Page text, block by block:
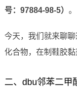
号：97884-98-5） 。
今天，我们就来聊
化合物，在制鞋胶黏
二、dbu邻苯二甲